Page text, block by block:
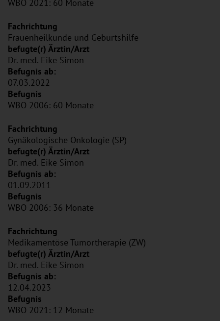
WBO 2021: 60 Monate
Frauenheilkunde und Geburtshilfe
Dr. med. Eike Simon
07.03.2022
WBO 2006: 60 Monate
Gynäkologische Onkologie (SP)
Dr. med. Eike Simon
01.09.2011
WBO 2006: 36 Monate
Medikamentöse Tumortherapie (ZW)
Dr. med. Eike Simon
12.04.2023
WBO 2021: 12 Monate